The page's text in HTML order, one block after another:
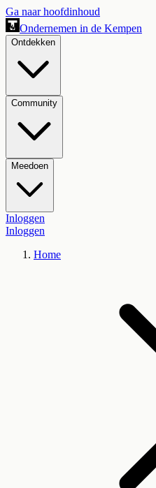
Ga naar hoofdinhoud
Ondernemen in de Kempen
Ontdekken
Community
Meedoen
Inloggen
Inloggen
Home